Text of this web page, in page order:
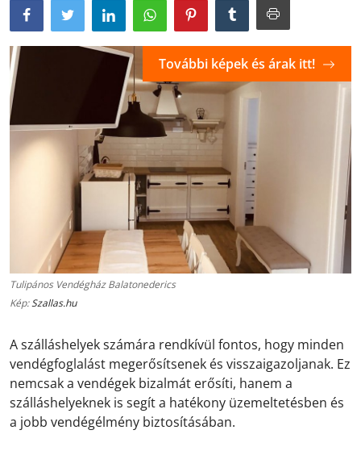
Tulipános Vendégház Balatonederics
Kép:Szallas.hu
További képek és árak itt!
A szálláshelyek számára rendkívül fontos, hogy minden
vendégfoglalást megerősítsenek és visszaigazoljanak. Ez
nemcsak a vendégek bizalmát erősíti, hanem a
szálláshelyeknek is segít a hatékony üzemeltetésben és
a jobb vendégélmény biztosításában.